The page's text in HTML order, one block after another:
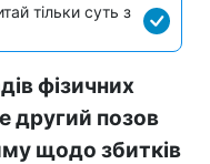
тільки суть з
фізичних
другий позов
щодо збитків